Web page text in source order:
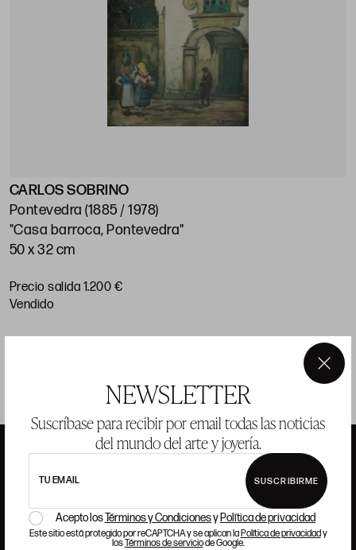
NEWSLETTER
Suscríbase para recibir por email todas las noticias
del mundo del arte y joyería.
TU EMAIL SUSCRIBIRME
Acepto losTérminos y Condicionesy Política de privacidad
Este sitio está protegido por reCAPTCHA y se aplican laPolítica de privacidady
losTérminos de serviciode Google.
×
CARLOS SOBRINO
Pontevedra (1885 / 1978)
"Casa barroca, Pontevedra"
50 x 32 cm
Precio salida 1.200 €
vendido
ANSORENA
HISTORIA
ANSORENA